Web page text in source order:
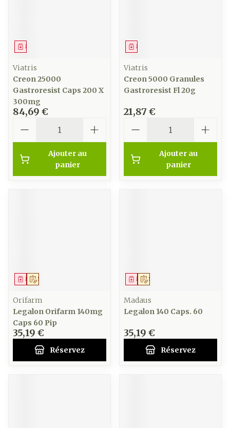
Médicament
Viatris
Creon 25000
Gastroresist Caps 200 X
300mg
84,69 €
Ajouter au
panier
Médicament
Viatris
Creon 5000 Granules
Gastroresist Fl 20g
21,87 €
Ajouter au
panier
Sur prescription
Médicament
Orifarm
Legalon Orifarm 140mg
Caps 60 Pip
35,19 €
Réservez
Sur prescription
Médicament
Madaus
Legalon 140 Caps. 60
35,19 €
Réservez